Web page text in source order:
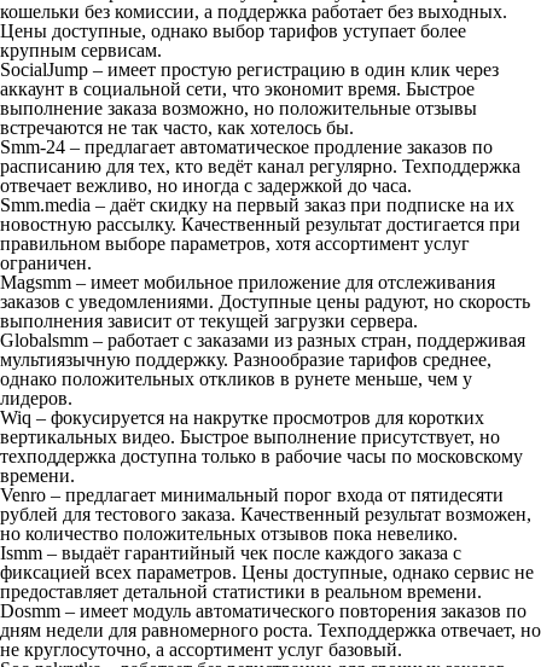
кошельки без комиссии, а поддержка работает без выходных.
Цены доступные, однако выбор тарифов уступает более
крупным сервисам.
SocialJump – имеет простую регистрацию в один клик через
аккаунт в социальной сети, что экономит время. Быстрое
выполнение заказа возможно, но положительные отзывы
встречаются не так часто, как хотелось бы.
Smm-24 – предлагает автоматическое продление заказов по
расписанию для тех, кто ведёт канал регулярно. Техподдержка
отвечает вежливо, но иногда с задержкой до часа.
Smm.media – даёт скидку на первый заказ при подписке на их
новостную рассылку. Качественный результат достигается при
правильном выборе параметров, хотя ассортимент услуг
ограничен.
Magsmm – имеет мобильное приложение для отслеживания
заказов с уведомлениями. Доступные цены радуют, но скорость
выполнения зависит от текущей загрузки сервера.
Globalsmm – работает с заказами из разных стран, поддерживая
мультиязычную поддержку. Разнообразие тарифов среднее,
однако положительных откликов в рунете меньше, чем у
лидеров.
Wiq – фокусируется на накрутке просмотров для коротких
вертикальных видео. Быстрое выполнение присутствует, но
техподдержка доступна только в рабочие часы по московскому
времени.
Venro – предлагает минимальный порог входа от пятидесяти
рублей для тестового заказа. Качественный результат возможен,
но количество положительных отзывов пока невелико.
Ismm – выдаёт гарантийный чек после каждого заказа с
фиксацией всех параметров. Цены доступные, однако сервис не
предоставляет детальной статистики в реальном времени.
Dosmm – имеет модуль автоматического повторения заказов по
дням недели для равномерного роста. Техподдержка отвечает, но
не круглосуточно, а ассортимент услуг базовый.